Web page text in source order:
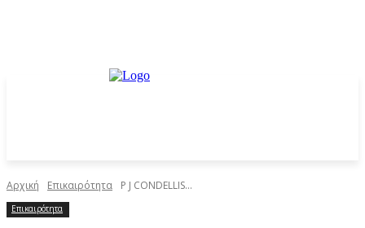
Αρχική Επικαιρότητα P J CONDELLIS...
Επικαιρότητα